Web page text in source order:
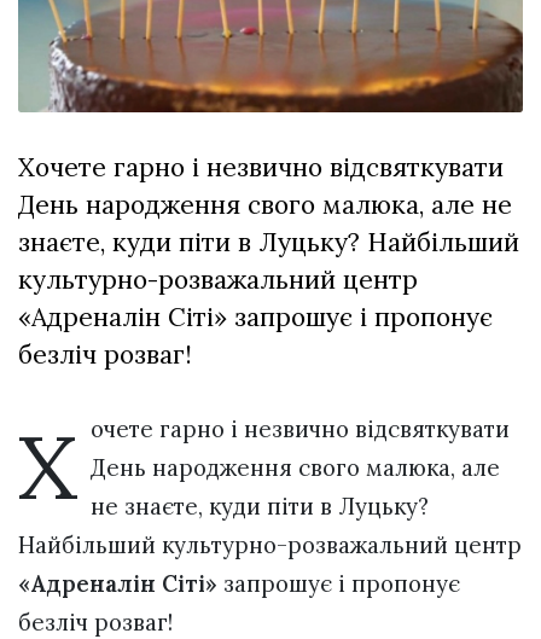
залишив у
Луцьку
три...
27 Липня 2026
682 переглядів
Всі розділи
Персона
Лайф
Афіша
ZONE 18+
Контакти
Хочете гарно і незвично відсвяткувати
День народження свого малюка, але не
знаєте, куди піти в Луцьку? Найбільший
культурно-розважальний центр
«Адреналін Сіті» запрошує і пропонує
безліч розваг!
Х очете гарно і незвично відсвяткувати
День народження свого малюка, але
не знаєте, куди піти в Луцьку?
Найбільший культурно-розважальний центр
«Адреналін Сіті» запрошує і пропонує
безліч розваг!